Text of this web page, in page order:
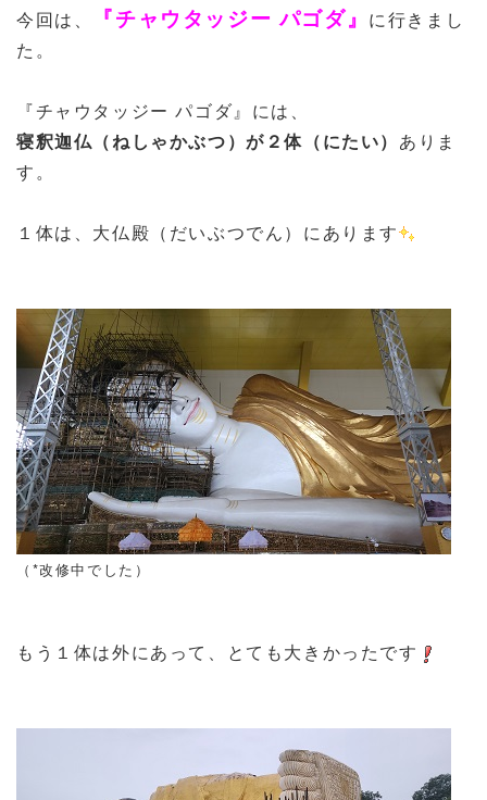
今回は、
『チャウタッジー パゴダ』 に行きまし
た。
『チャウタッジー パゴダ』には、
寝釈迦仏（ねしゃかぶつ）が２体（にたい） ありま
す。
１体は、大仏殿（だいぶつでん）にあります
（*改修中でした）
もう１体は外にあって、とても大きかったです